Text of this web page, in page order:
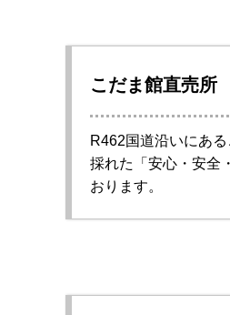
こだま館直売所
R462国道沿いにあ
採れた「安心・安全
おります。